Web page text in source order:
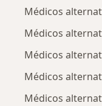
Médicos
Médicos
Médicos
Médicos
Médicos